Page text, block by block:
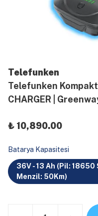
Telefunken
Telefunken
CHARGER |
₺ 10,890.00
Batarya Kapasitesi
36V - 13 Ah (Pil: 18650
Menzil: 50Km)